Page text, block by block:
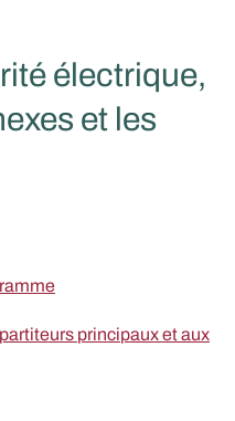
électrique,
et les
principaux et aux